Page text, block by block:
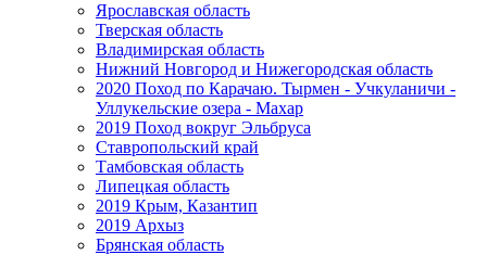
Ярославская область
Тверская область
Владимирская область
Нижний Новгород и Нижегородская область
2020 Поход по Карачаю. Тырмен - Учкуланичи -
Уллукельские озера - Махар
2019 Поход вокруг Эльбруса
Ставропольский край
Тамбовская область
Липецкая область
2019 Крым, Казантип
2019 Архыз
Брянская область